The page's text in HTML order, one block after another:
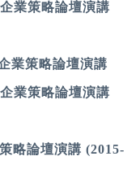
略論壇演講 (2015-